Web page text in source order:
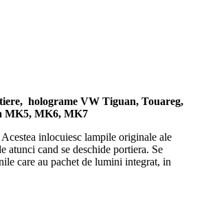
holograme VW Tiguan, Touareg,
MK5, MK6, MK7
inlocuiesc lampile originale ale
atunci cand se deschide portiera. Se
care au pachet de lumini integrat, in